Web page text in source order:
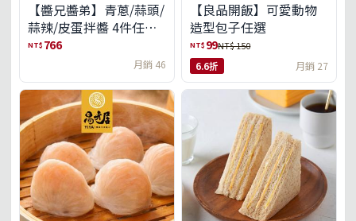
【醬兄醬弟】青蔥/蒜頭/
蒜辣/皮蛋拌醬 4件任選
(免運組)
NT$ 766
月銷 46
【良品開飯】可愛動物
造型包子任選
NT$ 99NT$ 150
6.6折 月銷 27